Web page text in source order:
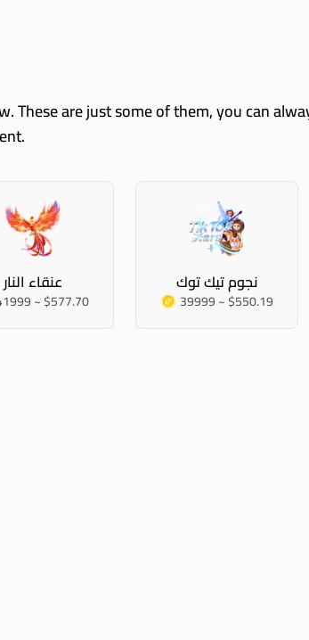
عنقاء النار
~ $577.70
نجوم تيك توك
39999 ~ $550.19